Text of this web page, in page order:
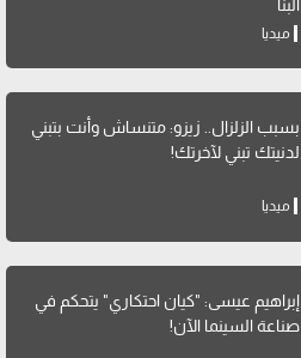
البنا
ميديا
بسبب الزلزال.. زيزو: متنساش وأنت بتبني
لدنيتك تبني لآخرتك!
ميديا
إبراهيم عيسى: "كيان احتكاري" يتحكم في
صناعة السينما الآن!